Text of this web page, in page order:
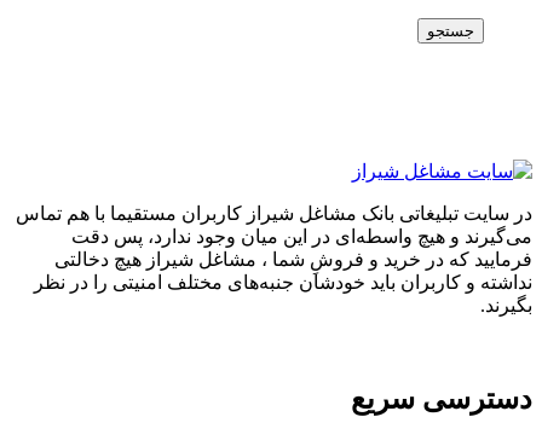
جستجو
در سایت تبلیغاتی بانک مشاغل شیراز کاربران مستقیما با هم تماس
می‌گیرند و هیچ واسطه‌ای در این میان وجود ندارد، پس دقت
فرمایید که در خرید و فروشِ شما ، مشاغل شیراز هیچ دخالتی
نداشته و کاربران باید خودشان جنبه‌های مختلف امنیتی را در نظر
بگیرند.
دسترسی سریع